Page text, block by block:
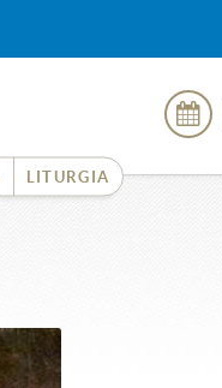
LITURGIA